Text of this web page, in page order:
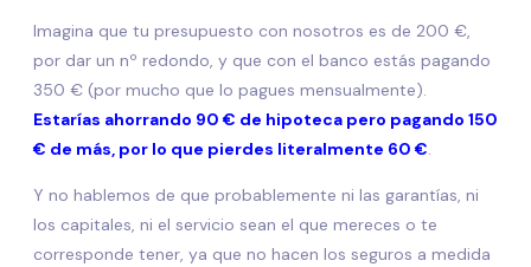
Imagina que tu presupuesto con nosotros es de 200 €,
por dar un nº redondo, y que con el banco estás pagando
350 € (por mucho que lo pagues mensualmente).
Estarías ahorrando 90 € de hipoteca pero pagando 150
€ de más, por lo que pierdes literalmente 60 €.
Y no hablemos de que probablemente ni las garantías, ni
los capitales, ni el servicio sean el que mereces o te
corresponde tener, ya que no hacen los seguros a medida